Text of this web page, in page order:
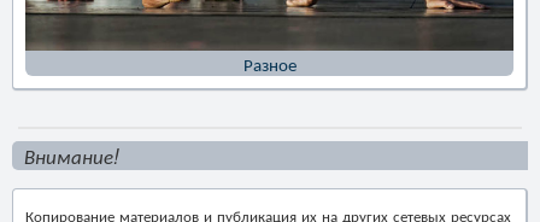
Разное
Внимание!
Копирование материалов и публикация их на других сетевых ресурсах